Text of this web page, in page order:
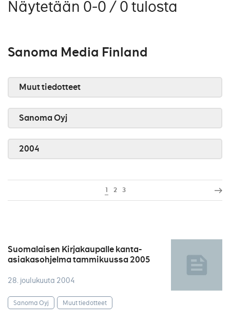
Näytetään 0-0 / 0 tulosta
Sanoma Media Finland
Muut tiedotteet
Sanoma Oyj
2004
1 2 3
Suomalaisen Kirjakaupalle kanta-
asiakasohjelma tammikuussa 2005
28. joulukuuta 2004
Sanoma Oyj Muut tiedotteet